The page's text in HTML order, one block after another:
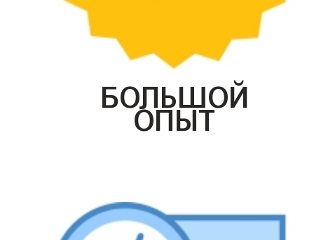
БОЛЬШОЙ
ОПЫТ